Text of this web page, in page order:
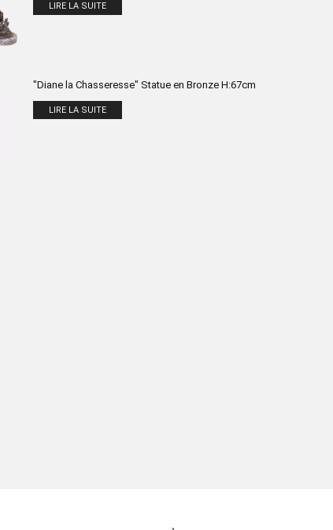
LIRE LA SUITE
"Diane la Chasseresse" Statue en Bronze H:67cm
LIRE LA SUITE